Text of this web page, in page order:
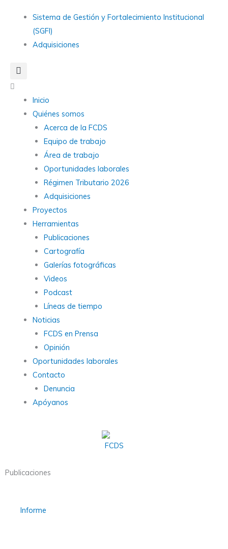
contenido
Main
Sistema de Gestión y Fortalecimiento Institucional
(SGFI)
Adquisiciones
Main
Menu
Inicio
Quiénes somos
Acerca de la FCDS
Equipo de trabajo
Área de trabajo
Oportunidades laborales
Régimen Tributario 2026
Adquisiciones
Proyectos
Herramientas
Publicaciones
Cartografía
Galerías fotográficas
Videos
Podcast
Líneas de tiempo
Noticias
FCDS en Prensa
Opinión
Oportunidades laborales
Contacto
Denuncia
Apóyanos
Publicaciones
Informe